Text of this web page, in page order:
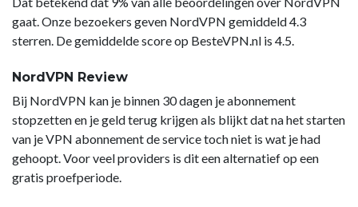
gaat. Onze bezoekers geven NordVPN gemiddeld 4.3
sterren. De gemiddelde score op BesteVPN.nl is 4.5.
NordVPN Review
Bij NordVPN kan je binnen 30 dagen je abonnement
stopzetten en je geld terug krijgen als blijkt dat na het starten
van je VPN abonnement de service toch niet is wat je had
gehoopt. Voor veel providers is dit een alternatief op een
gratis proefperiode.